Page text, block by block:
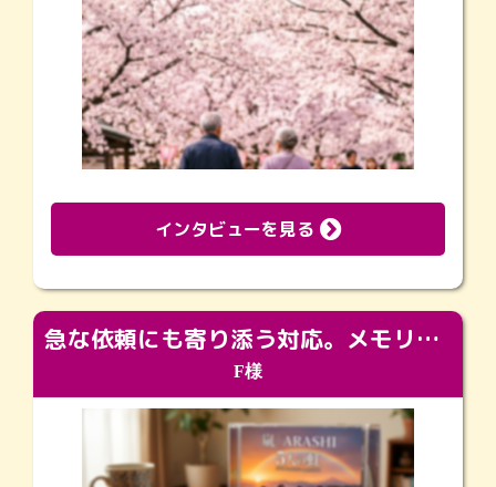
インタビューを見る
急な依頼にも寄り添う対応。メモリアルコーナーで振り返る大切な日々
F様